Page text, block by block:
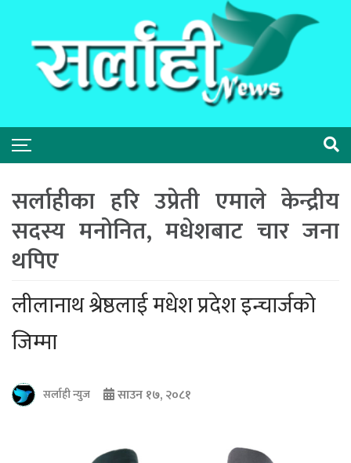
सर्लाहीका हरि उप्रेती एमाले केन्द्रीय
सदस्य मनोनित, मधेशबाट चार जना
थपिए
लीलानाथ श्रेष्ठलाई मधेश प्रदेश इन्चार्जको
जिम्मा
सर्लाही न्युज साउन १७, २०८१